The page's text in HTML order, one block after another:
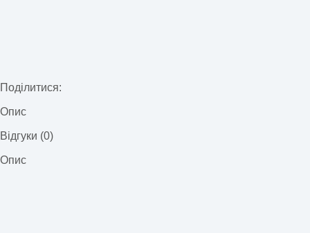
Поділитися:
Опис
Відгуки (0)
Опис